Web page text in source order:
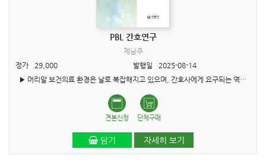
PBL 간호연구
제남주
정가
29,000 발행일
2025-08-14
▶ 머리말 보건의료 환경은 날로 복잡해지고 있으며, 간호사에게 요구되는 역량 또한 크게 달라지고 있습니다. 단순한 지식 습득을 넘어, 비판적 사고력, 창의적 문제 해결력, 그리고 팀워크..
견본신청 단체구매
담기 자세히 보기